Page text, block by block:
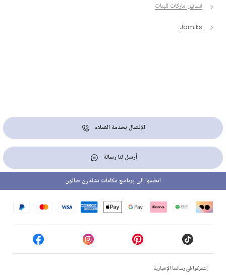
فساتين ماركات للبنات
Jamiks
الإتصال بخدمة العملاء
أرسل لنا رسالة
إشتركوا في رسالتنا الإخبارية
انضموا إلى برنامج مكافآت تشلدرن صالون